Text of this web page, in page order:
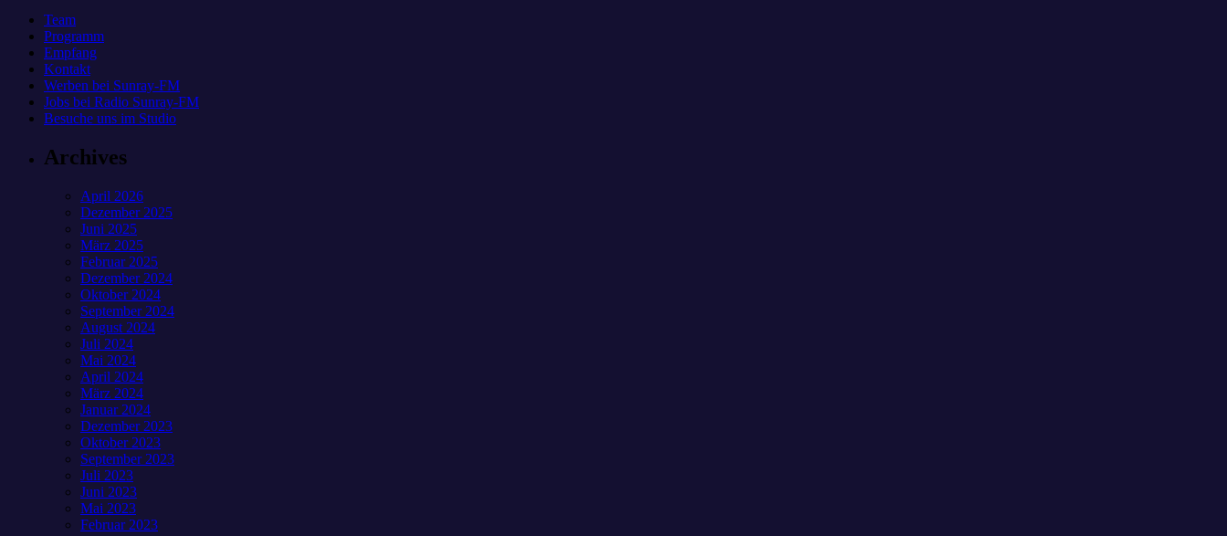
Team
Programm
Empfang
Kontakt
Werben bei Sunray-FM
Jobs bei Radio Sunray-FM
Besuche uns im Studio
Archives
April 2026
Dezember 2025
Juni 2025
März 2025
Februar 2025
Dezember 2024
Oktober 2024
September 2024
August 2024
Juli 2024
Mai 2024
April 2024
März 2024
Januar 2024
Dezember 2023
Oktober 2023
September 2023
Juli 2023
Juni 2023
Mai 2023
Februar 2023